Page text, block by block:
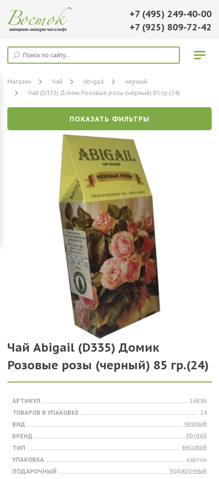
+7 (495) 249-40-00
+7 (925) 809-72-42
Магазин Чай Abigail
черный
Чай (D335) Домик Розовые розы (черный) 85 гр.(24)
ПОКАЗАТЬ ФИЛЬТРЫ
Чай Abigail (D335) Домик
Розовые розы (черный) 85 гр.(24)
АРТИКУЛ
16896
ТОВАРОВ В УПАКОВКЕ
24
ВИД
черный
БРЕНД
Abigail
ТИП
весовой
УПАКОВКА
картон
ПОДАРОЧНЫЙ
подарочный